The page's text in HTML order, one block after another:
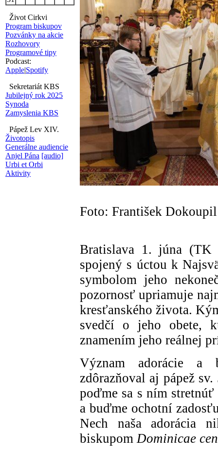
Život Cirkvi
Program biskupov
Pozvánky na akcie
Rozhovory
Programové tipy
Podcast:
Apple|Spotify
Sekretariát KBS
Jubilejný rok 2025
Synoda
Zamyslenia KBS
Pápež Lev XIV.
Životopis
Generálne audiencie
Anjel Pána [audio]
Urbi et Orbi
Aktivity
Foto: František Dokoupil
Bratislava 1. júna (TK
spojený s úctou k
symbolom jeho
pozornosť upriamuje
kresťanského života.
svedčí o jeho obete,
znamením jeho reálnej
Význam adorácie a
zdôrazňoval aj pápež
poďme sa s ním
a buďme ochotní
Nech naša adorácia
biskupom Dominicae